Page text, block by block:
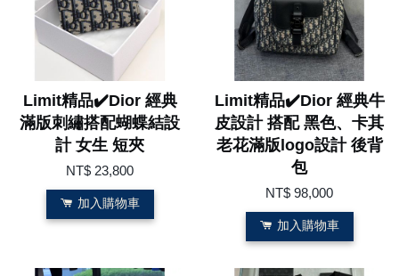
Limit精品✔️Dior 經典
滿版刺繡搭配蝴蝶結設
計 女生 短夾
NT$ 23,800
加入購物車
Limit精品✔️Dior 經典牛
皮設計 搭配 黑色、卡其
老花滿版logo設計 後背
包
NT$ 98,000
加入購物車